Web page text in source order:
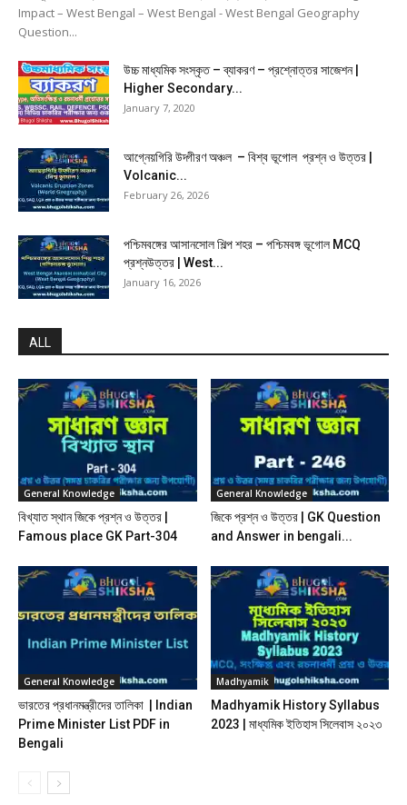
Impact – West Bengal – West Bengal - West Bengal Geography
Question...
উচ্চ মাধ্যমিক সংস্কৃত – ব্যাকরণ – প্রশ্নোত্তর সাজেশন |
Higher Secondary...
January 7, 2020
আগ্নেয়গিরি উদ্গীরণ অঞ্চল – বিশ্ব ভূগোল প্রশ্ন ও উত্তর |
Volcanic...
February 26, 2026
পশ্চিমবঙ্গের আসানসোল শিল্প শহর – পশ্চিমবঙ্গ ভূগোল MCQ
প্রশ্নউত্তর | West...
January 16, 2026
ALL
General Knowledge
বিখ্যাত স্থান জিকে প্রশ্ন ও উত্তর |
Famous place GK Part-304
General Knowledge
জিকে প্রশ্ন ও উত্তর | GK Question
and Answer in bengali...
General Knowledge
ভারতের প্রধানমন্ত্রীদের তালিকা | Indian
Prime Minister List PDF in
Bengali
Madhyamik
Madhyamik History Syllabus
2023 | মাধ্যমিক ইতিহাস সিলেবাস ২০২৩